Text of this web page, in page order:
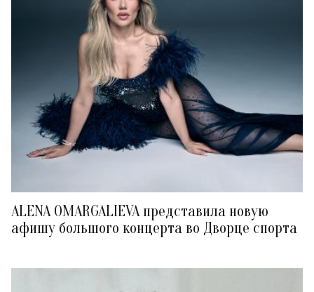
ALENA OMARGALIEVA представила новую
афишу большого концерта во Дворце спорта